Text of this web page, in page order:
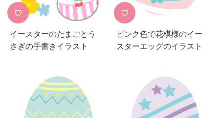
♡
イースターのたまごとう
さぎの手書きイラスト
♡
ピンク色で花模様のイー
スターエッグのイラスト